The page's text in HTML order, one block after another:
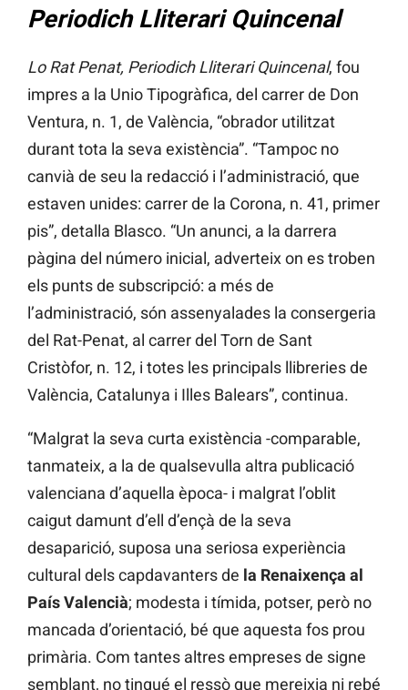
Periodich Lliterari Quincenal
Lo Rat Penat, Periodich Lliterari Quincenal, fou
impres a la Unio Tipogràfica, del carrer de Don
Ventura, n. 1, de València, “obrador utilitzat
durant tota la seva existència”. “Tampoc no
canvià de seu la redacció i l’administració, que
estaven unides: carrer de la Corona, n. 41, primer
pis”, detalla Blasco. “Un anunci, a la darrera
pàgina del número inicial, adverteix on es troben
els punts de subscripció: a més de
l’administració, són assenyalades la consergeria
del Rat-Penat, al carrer del Torn de Sant
Cristòfor, n. 12, i totes les principals llibreries de
València, Catalunya i Illes Balears”, continua.
“Malgrat la seva curta existència -comparable,
tanmateix, a la de qualsevulla altra publicació
valenciana d’aquella època- i malgrat l’oblit
caigut damunt d’ell d’ençà de la seva
desaparició, suposa una seriosa experiència
cultural dels capdavanters de la Renaixença al
País Valencià; modesta i tímida, potser, però no
mancada d’orientació, bé que aquesta fos prou
primària. Com tantes altres empreses de signe
semblant, no tingué el ressò que mereixia ni rebé